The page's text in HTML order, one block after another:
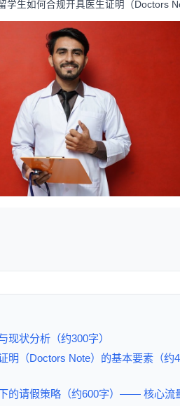
学生如何合规开具医生证明（Doctors
现状分析（约300字）
明（Doctors Note）的基本要素（约
的请假策略（约600字）—— 核心流